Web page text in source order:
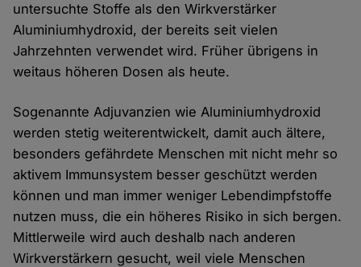
untersuchte Stoffe als den Wirkverstärker
Aluminiumhydroxid, der bereits seit vielen
Jahrzehnten verwendet wird. Früher übrigens in
weitaus höheren Dosen als heute.
Sogenannte Adjuvanzien wie Aluminiumhydroxid
werden stetig weiterentwickelt, damit auch ältere,
besonders gefährdete Menschen mit nicht mehr so
aktivem Immunsystem besser geschützt werden
können und man immer weniger Lebendimpfstoffe
nutzen muss, die ein höheres Risiko in sich bergen.
Mittlerweile wird auch deshalb nach anderen
Wirkverstärkern gesucht, weil viele Menschen